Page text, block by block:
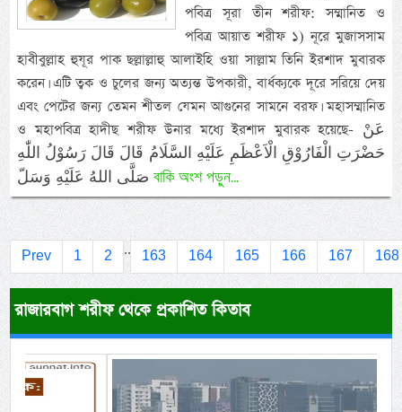
পবিত্র সূরা তীন শরীফ: সম্মানিত ও
পবিত্র আয়াত শরীফ ১) নূরে মুজাসসাম
হাবীবুল্লাহ হুযূর পাক ছল্লাল্লাহু আলাইহি ওয়া সাল্লাম তিনি ইরশাদ মুবারক
করেন। এটি ত্বক ও চুলের জন্য অত্যন্ত উপকারী, বার্ধক্যকে দূরে সরিয়ে দেয়
এবং পেটের জন্য তেমন শীতল যেমন আগুনের সামনে বরফ। মহাসম্মানিত
ও মহাপবিত্র হাদীছ শরীফ উনার মধ্যে ইরশাদ মুবারক হয়েছে- عَنْ
حَضْرَتِ الْفَارُوْقِ الْاَعْظَمِ عَلَيْهِ السَّلَامُ قَالَ قَالَ رَسُوْلُ اللّٰهِ
صَلَّى اللهُ عَلَيْهِ وَسَلّবাকি অংশ পড়ুন...
Prev 1 2 .. 163 164 165 166 167 168
রাজারবাগ শরীফ থেকে প্রকাশিত কিতাব